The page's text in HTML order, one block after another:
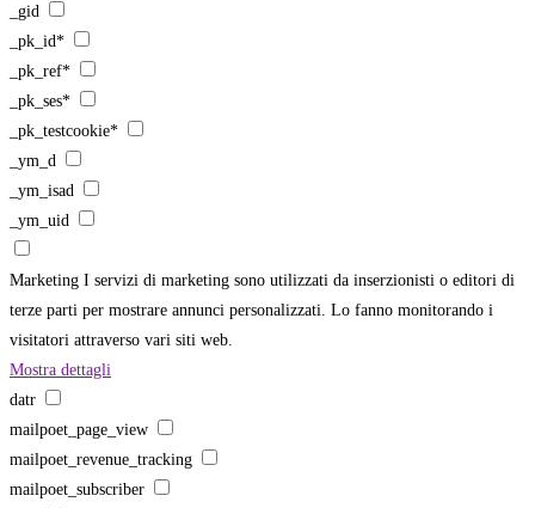
_gid
_pk_id*
_pk_ref*
_pk_ses*
_pk_testcookie*
_ym_d
_ym_isad
_ym_uid
Marketing I servizi di marketing sono utilizzati da inserzionisti o editori di
terze parti per mostrare annunci personalizzati. Lo fanno monitorando i
visitatori attraverso vari siti web.
Mostra dettagli
datr
mailpoet_page_view
mailpoet_revenue_tracking
mailpoet_subscriber